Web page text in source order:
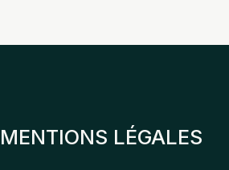
MENTIONS LÉGALES